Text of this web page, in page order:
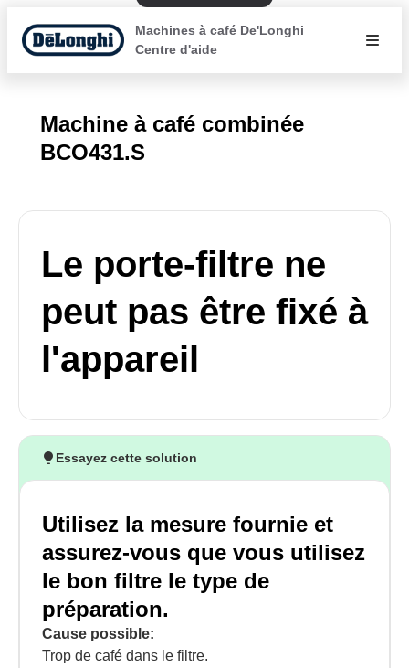
Machines à café De'Longhi
Centre d'aide
Machine à café combinée
BCO431.S
Le porte-filtre ne
peut pas être fixé à
l'appareil
Essayez cette solution
Utilisez la mesure fournie et
assurez-vous que vous utilisez
le bon filtre le type de
préparation.
Cause possible:
Trop de café dans le filtre.